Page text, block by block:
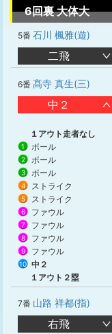
6回裏 大体大
5番 石川 楓雅(遊)
二飛
6番 髙寺 真生(三)
中２
１アウト走者なし
1 ボール
2 ボール
3 ボール
4 ストライク
5 ストライク
6 ファウル
7 ファウル
8 ファウル
9 ファウル
10 中２
１アウト２塁
7番 山路 祥都(指)
右飛